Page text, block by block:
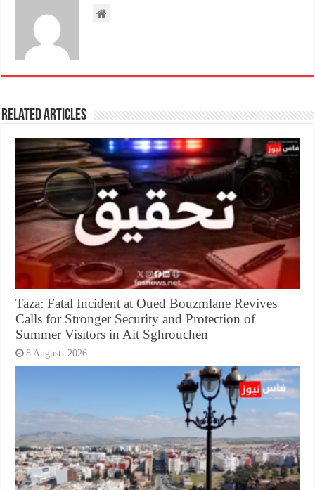
Related Articles
Taza: Fatal Incident at Oued Bouzmlane Revives
Calls for Stronger Security and Protection of
Summer Visitors in Ait Sghrouchen
8 August، 2026